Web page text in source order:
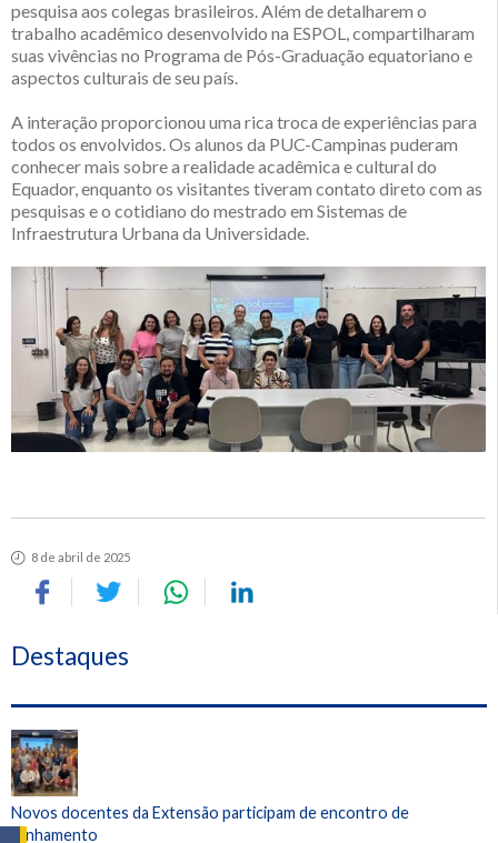
pesquisa aos colegas brasileiros. Além de detalharem o
trabalho acadêmico desenvolvido na ESPOL, compartilharam
suas vivências no Programa de Pós-Graduação equatoriano e
aspectos culturais de seu país.
A interação proporcionou uma rica troca de experiências para
todos os envolvidos. Os alunos da PUC-Campinas puderam
conhecer mais sobre a realidade acadêmica e cultural do
Equador, enquanto os visitantes tiveram contato direto com as
pesquisas e o cotidiano do mestrado em Sistemas de
Infraestrutura Urbana da Universidade.
8 de abril de 2025
Destaques
Novos docentes da Extensão participam de encontro de
alinhamento